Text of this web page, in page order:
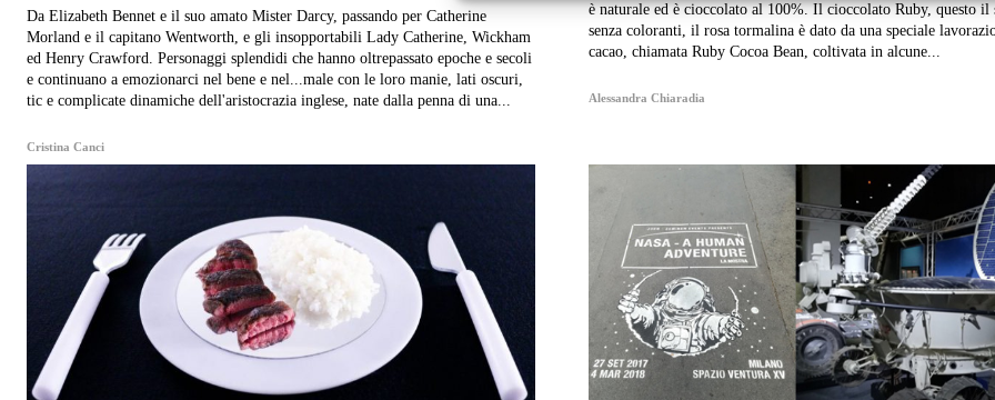
Da Elizabeth Bennet e il suo amato Mister Darcy, passando per Catherine
Morland e il capitano Wentworth, e gli insopportabili Lady Catherine, Wickham
ed Henry Crawford. Personaggi splendidi che hanno oltrepassato epoche e secoli
e continuano a emozionarci nel bene e nel...male con le loro manie, lati oscuri,
tic e complicate dinamiche dell'aristocrazia inglese, nate dalla penna di una...
Cristina Canci
è naturale ed è cioccolato al 100%. Il cioccolato Ruby, questo il suo nome, è
senza coloranti, il rosa tormalina è dato da una speciale
cacao, chiamata Ruby Cocoa Bean, coltivata in alcune...
Alessandra Chiaradia